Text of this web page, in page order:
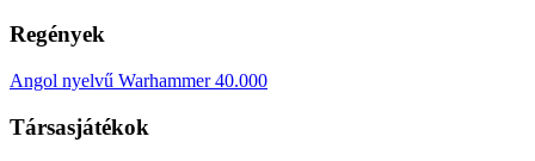
Regények
Angol nyelvű Warhammer 40.000
Társasjátékok